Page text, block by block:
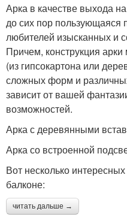
Арка в качестве выхода
до сих пор пользующаяся
любителей изысканных и
Причем, конструкция
(из гипсокартона или
сложных форм и
зависит от вашей
возможностей.
Арка с деревянными
Арка со встроенной
Вот несколько
балконе:
читать дальше →